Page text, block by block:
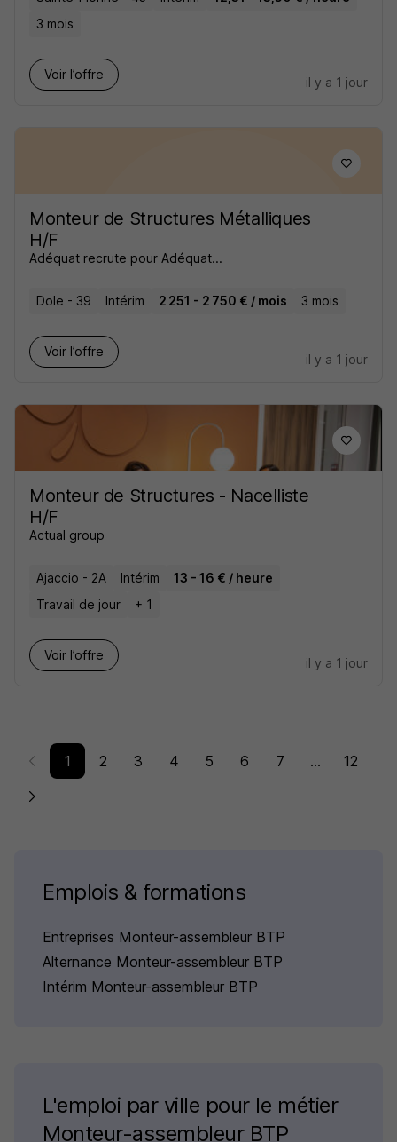
3 mois
Voir l’offre
il y a 1 jour
Monteur de Structures Métalliques
H/F
Adéquat recrute pour Adéquat...
Dole - 39 Intérim 2 251 - 2 750 € / mois 3 mois
Voir l’offre
il y a 1 jour
Monteur de Structures - Nacelliste
H/F
Actual group
Ajaccio - 2A Intérim
13 - 16 € / heure
Travail de jour
+ 1
Voir l’offre
il y a 1 jour
1 2 3 4 5 6 7 ... 12
Emplois & formations
Entreprises Monteur-assembleur BTP
Alternance Monteur-assembleur BTP
Intérim Monteur-assembleur BTP
L'emploi par ville pour le métier
Monteur-assembleur BTP